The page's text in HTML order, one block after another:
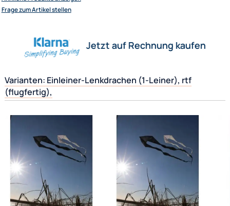
Herstellerinformationen
Verantwortliche Person
passende Produkte
Ähnliche Produkte anzeigen
Jetzt auf Rechnung kaufen
Varianten: Einleiner-Lenkdrachen (1-Leiner), rtf
(flugfertig),
Impressum
Datenschutz
↩ Vertrag widerrufen
AGB
Preisliste
Versandkosten
Zahlungsarten
Wir versenden mit
Unsere Leistungen